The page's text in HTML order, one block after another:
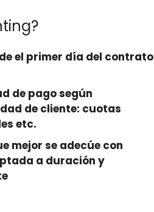
el primer día del contrato
de pagosegún
de cliente: cuotas
etc.
mejor se adecúe con
a duración y